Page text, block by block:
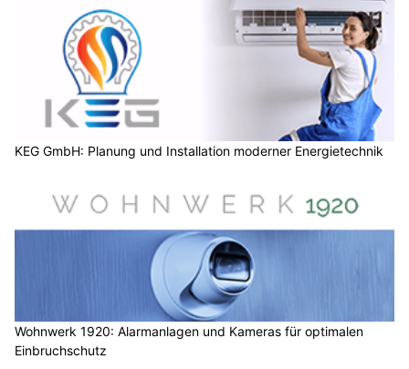
KEG GmbH: Planung und Installation moderner Energietechnik
Wohnwerk 1920: Alarmanlagen und Kameras für optimalen
Einbruchschutz